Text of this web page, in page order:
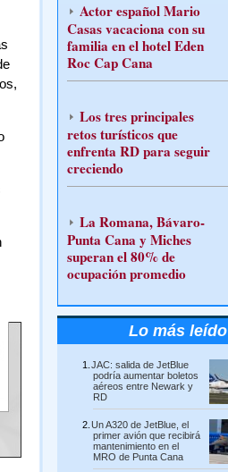
Actor español Mario
Casas vacaciona con su
familia en el hotel Eden
Roc Cap Cana
Los tres principales
retos turísticos que
enfrenta RD para seguir
creciendo
La Romana, Bávaro-
Punta Cana y Miches
superan el 80% de
ocupación promedio
Lo más leído
JAC: salida de JetBlue
podría aumentar boletos
aéreos entre Newark y
RD
Un A320 de JetBlue, el
primer avión que recibirá
mantenimiento en el
MRO de Punta Cana